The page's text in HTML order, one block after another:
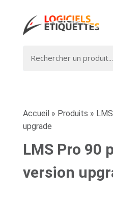
Accueil » Produits »
upgrade
LMS Pro 90
version